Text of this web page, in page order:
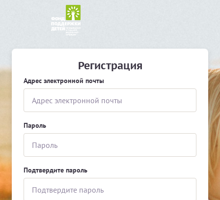
Регистрация
Адрес электронной почты
Пароль
Подтвердите пароль